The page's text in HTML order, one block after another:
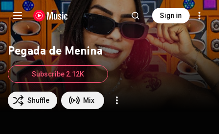
Sign in
Pegada de Menina
Shuffle Mix
Subscribe 2.12K